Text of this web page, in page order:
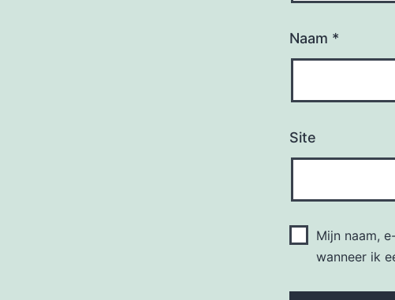
Naam *
Site
Mijn naam,
wanneer ik